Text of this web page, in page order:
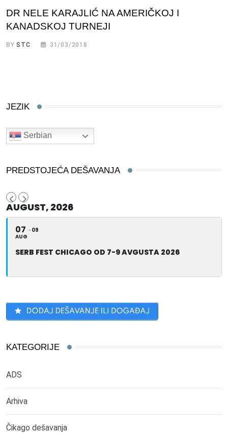
DR NELE KARAJLIĆ NA AMERIČKOJ I
KANADSKOJ TURNEJI
BYSTC 31/03/2018
JEZIK
Serbian
PREDSTOJEĆA DEŠAVANJA
AUGUST, 2026
07
AUG
09
SERB FEST CHICAGO OD 7-9 AVGUSTA 2026
KATEGORIJE
ADS
Arhiva
Čikago dešavanja